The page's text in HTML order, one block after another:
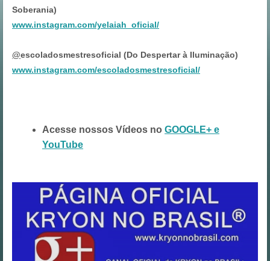
Soberania)
www.instagram.com/yelaiah_oficial/
@escoladosmestresoficial (Do Despertar à Iluminação)
www.instagram.com/escoladosmestresoficial/
Acesse nossos Vídeos no GOOGLE+ e
YouTube